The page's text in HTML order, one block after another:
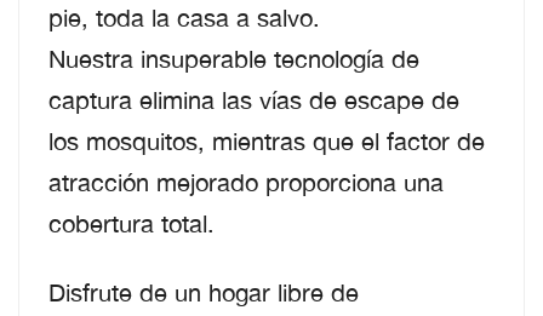
pie, toda la casa a salvo.
Nuestra insuperable tecnología de
captura elimina las vías de escape de
los mosquitos, mientras que el factor de
atracción mejorado proporciona una
cobertura total.
Disfrute de un hogar libre de